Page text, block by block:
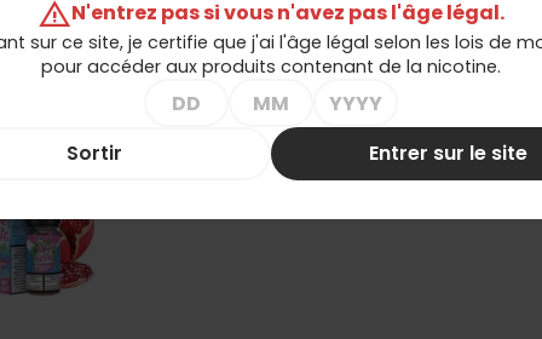
20mgzł
au panier
24,90 zł
shopping_cartAjouter au panier
20mg
24,90 zł
shopping_cartAjouter au
favorite_border
warningN'entrez pas si vous n'avez pas l'âge légal.
sur ce site, je certifie que j'ai l'âge légal selon les lois de
pour accéder aux produits contenant de la nicotine.
Entrer sur le site
Sortir